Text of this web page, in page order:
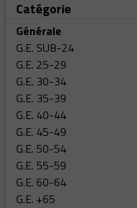
Catégorie
Générale
G.E. SUB-24
G.E. 25-29
G.E. 30-34
G.E. 35-39
G.E. 40-44
G.E. 45-49
G.E. 50-54
G.E. 55-59
G.E. 60-64
G.E. +65